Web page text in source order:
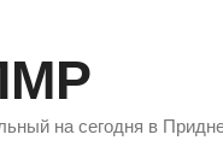
на сегодня в